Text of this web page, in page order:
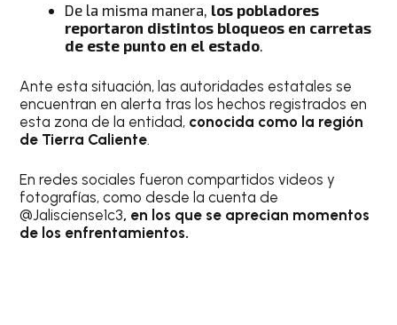
De la misma manera, los pobladores
reportaron distintos bloqueos en carretas
de este punto en el estado.
Ante esta situación, las autoridades estatales se
encuentran en alerta tras los hechos registrados en
esta zona de la entidad, conocida como la región
de Tierra Caliente.
En redes sociales fueron compartidos videos y
fotografías, como desde la cuenta de
@Jalisciense1c3, en los que se aprecian momentos
de los enfrentamientos.